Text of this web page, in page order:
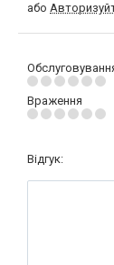
або
Враження
Відгук: